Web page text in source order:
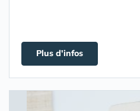
Plus d'infos